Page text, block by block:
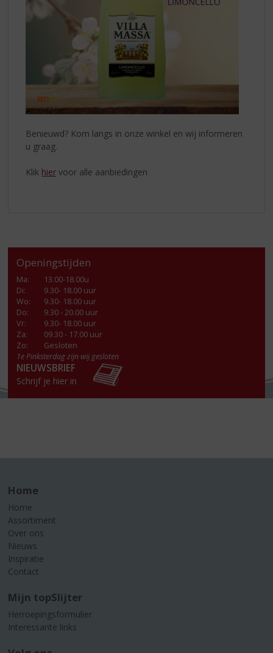
Benieuwd? Kom langs in onze winkel en wij informeren
u graag.
Klik hier voor alle aanbiedingen
Openingstijden
Ma:
13.00-18.00u
Di:
9.30- 18.00 uur
Wo:
9.30- 18.00 uur
Do:
9.30 - 20.00 uur
Vr:
9.30- 18.00 uur
Za:
09.30 - 17.00 uur
Zo:
Gesloten
1e Pinksterdag zijn wij gesloten
NIEUWSBRIEF
Schrijf je hier in
Home
Home
Assortiment
Over ons
Nieuws
Inspiratie
Contact
Mijn topSlijter
Herroepingsformulier
Interessante links